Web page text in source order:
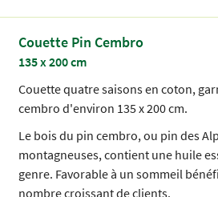
Couette Pin Cembro
135 x 200 cm
Couette quatre saisons en coton,
cembro d'environ 135 x 200 cm.
Le bois du pin cembro, ou pin des
montagneuses, contient une huile
genre. Favorable à un sommeil
nombre croissant de clients.